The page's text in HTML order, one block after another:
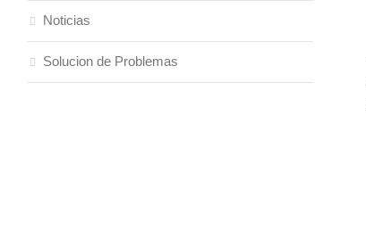
Noticias
Solucion de Problemas